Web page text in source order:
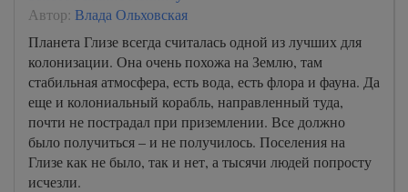
Автор: Влада Ольховская
Планета Глизе всегда считалась одной из лучших для
колонизации. Она очень похожа на Землю, там
стабильная атмосфера, есть вода, есть флора и фауна. Да
еще и колониальный корабль, направленный туда,
почти не пострадал при приземлении. Все должно
было получиться – и не получилось. Поселения на
Глизе как не было, так и нет, а тысячи людей попросту
исчезли.